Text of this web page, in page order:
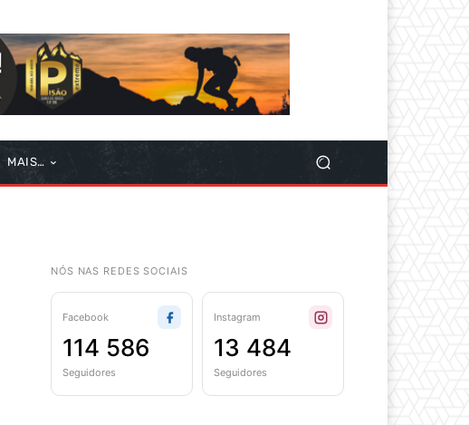
MAIS…
NÓS NAS REDES SOCIAIS
Facebook
114 586
Seguidores
Instagram
13 484
Seguidores